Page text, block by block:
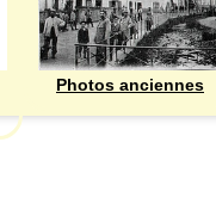
Photos anciennes